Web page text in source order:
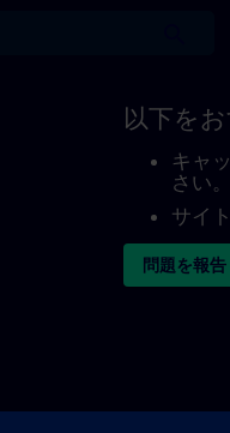
以下を
キャ
さい。
サイ
問題を報告